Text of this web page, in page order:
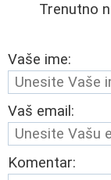
Trenutno
Vaše ime:
Vaš email:
Komentar: